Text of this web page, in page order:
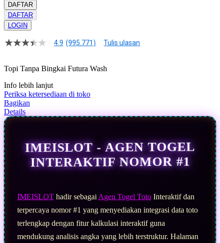
DAFTAR
DAFTAR
LOGIN
4.9
bintang,
rating
rata-
rata.
Read
13
halaman
4.9 (995.771) Tulis ulasan
Topi Tanpa Bingkai Futura Wash
Info lebih lanjut
Periksa ketersediaan di toko
Bagikan
Details
IMEISLOT - AGEN TOGEL
INTERAKTIF NOMOR #1
IMEISLOThadir sebagai Agen Togel Toto Interaktif dan
terpercaya nomor #1 yang menyediakan integrasi data toto
terlengkap dengan fitur kalkulasi interaktif guna
mendukung analisis angka yang lebih terstruktur. Halaman